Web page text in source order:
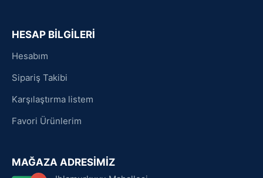
HESAP BİLGİLERİ
Hesabım
Sipariş Takibi
Karşılaştırma listem
Favori Ürünlerim
MAĞAZA ADRESİMİZ